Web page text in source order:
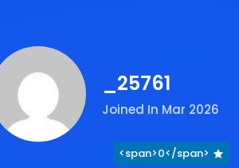
_25761
Joined In Mar 2026
<span>0</span>